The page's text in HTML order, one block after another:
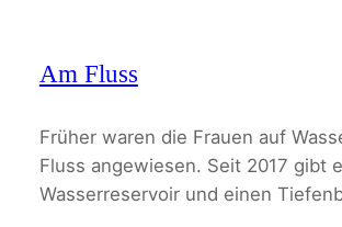
Am Fluss
Früher waren die Frauen auf
Fluss angewiesen. Seit 2017 gibt
Wasserreservoir und einen